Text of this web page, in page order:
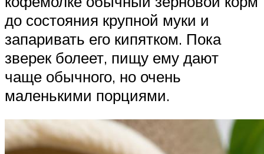
до состояния крупной муки и
запаривать его кипятком. Пока
зверек болеет, пищу ему дают
чаще обычного, но очень
маленькими порциями.